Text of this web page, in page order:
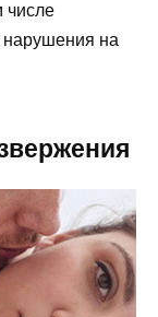
числе
нарушения на